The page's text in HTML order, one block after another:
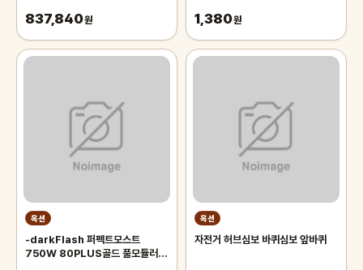
AW06C7155TWAZ 방문설치
837,840원 1,380원
옥션
-darkFlash 퍼펙트모스트
750W 80PLUS골드 풀모듈러
옥션
자전거 허브심보 바퀴심보 앞바퀴